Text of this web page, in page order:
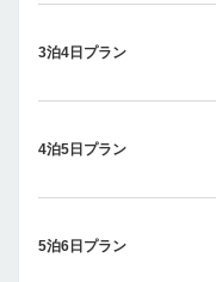
3泊4日プラン
4泊5日プラン
5泊6日プラン